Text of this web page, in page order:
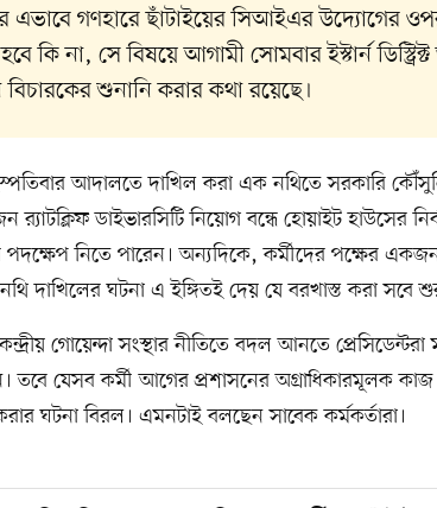
এভাবে গণহারে ছাঁটাইয়ের সিআইএর উদ্যোগের
কি না, সে বিষয়ে আগামী সোমবার ইস্টার্ন
শুনানি করার কথা রয়েছে।
আদালতে দাখিল করা এক নথিতে সরকারি
র‍্যাটক্লিফ ডাইভারসিটি নিয়োগ বন্ধে হোয়াইট হাউসের
পদক্ষেপ নিতে পারেন। অন্যদিকে, কর্মীদের পক্ষের
দাখিলের ঘটনা এ ইঙ্গিতই দেয় যে বরখাস্ত করা সবে
কেন্দ্রীয় গোয়েন্দা সংস্থার নীতিতে বদল আনতে
তবে যেসব কর্মী আগের প্রশাসনের অগ্রাধিকারমূলক
ঘটনা বিরল। এমনটাই বলছেন সাবেক কর্মকর্তারা।